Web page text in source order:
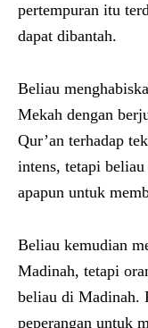
pertempuran itu
dapat dibantah.
Beliau
Mekah dengan
Qur’an terhadap
intens, tetapi
apapun untuk
Beliau kemudian
Madinah, tetapi
beliau di Madinah.
peperangan untuk